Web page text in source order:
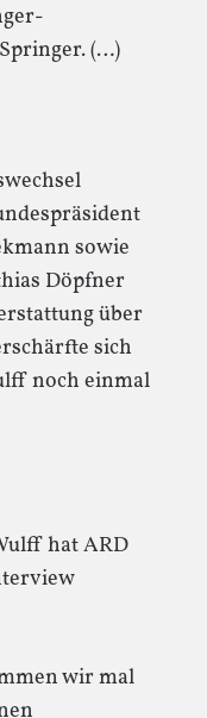
(…)
sowie
Döpfner
über
sich
noch einmal
hat ARD
wir mal